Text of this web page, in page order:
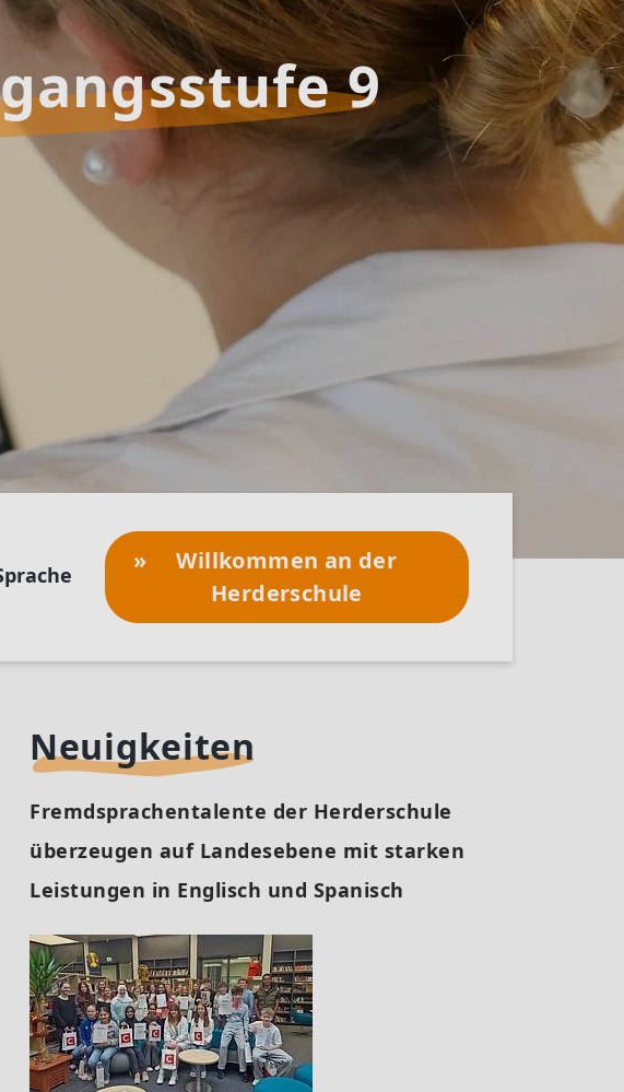
Willkommen an der
Herderschule
Neuigkeiten
Fremdsprachentalente der Herderschule
überzeugen auf Landesebene mit starken
Leistungen in Englisch und Spanisch